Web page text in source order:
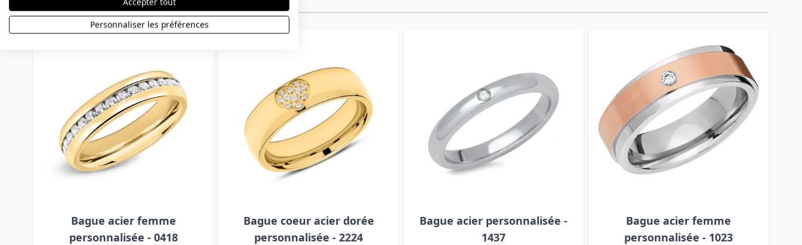
Press to skip carousel
Bague acier femme
personnalisée - 0418
Bague coeur acier dorée
personnalisée - 2224
Bague acier personnalisée -
1437
Bague acier femme
personnalisée - 1023
Personnaliser les préférences